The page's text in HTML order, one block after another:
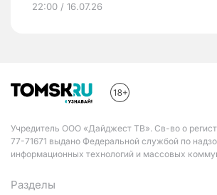
22:00 / 16.07.26
Учредитель ООО «Дайджест ТВ». Св-во о
77-71671 выдано Федеральной службой по
информационных технологий и массовых
Разделы